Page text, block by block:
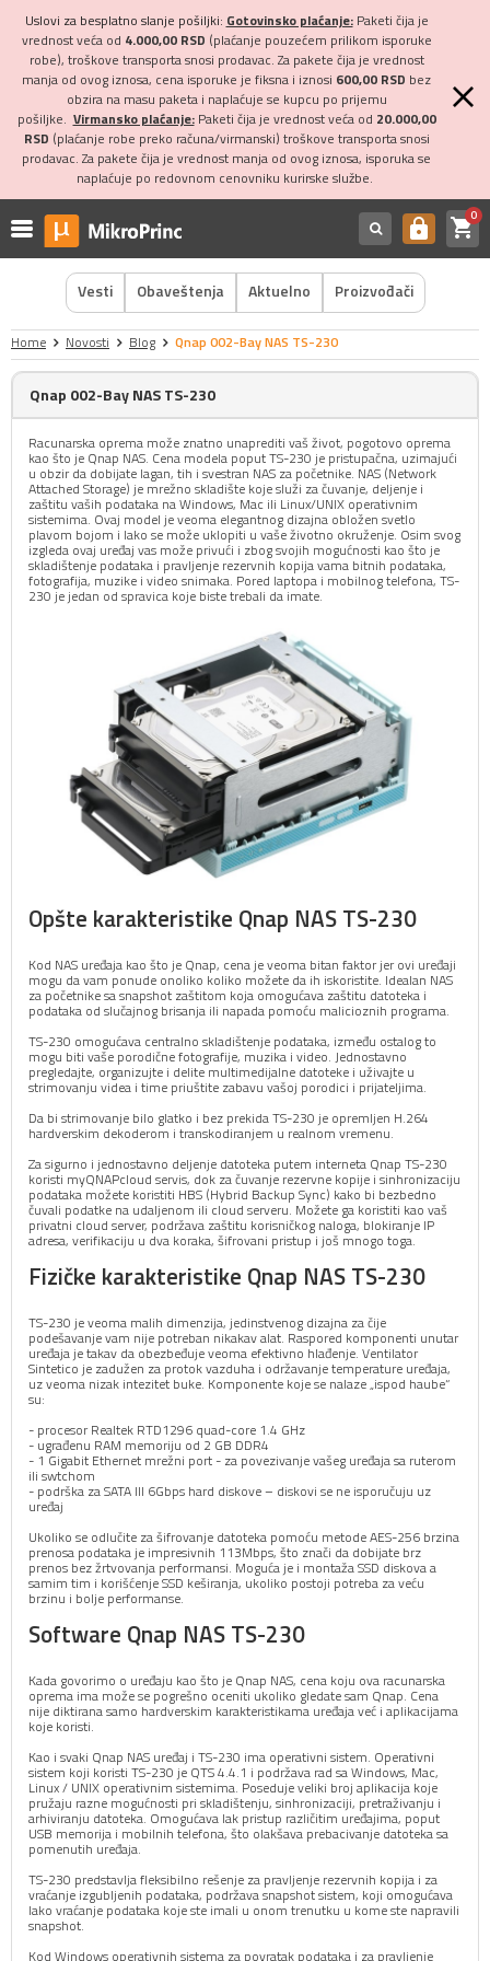
Uslovi za besplatno slanje pošiljki: Gotovinsko plaćanje:Paketi čija je
vrednost veća od 4.000,00 RSD (plaćanje pouzećem prilikom isporuke
robe), troškove transporta snosi prodavac. Za pakete čija je vrednost
manja od ovog iznosa, cena isporuke je fiksna i iznosi 600,00 RSD bez
obzira na masu paketa i naplaćuje se kupcu po prijemu
pošiljke. Virmansko plaćanje:Paketi čija je vrednost veća od 20.000,00
RSD (plaćanje robe preko računa/virmanski) troškove transporta snosi
prodavac. Za pakete čija je vrednost manja od ovog iznosa, isporuka se
naplaćuje po redovnom cenovniku kurirske službe.
https shopping_cart0
Vesti Obaveštenja Aktuelno Proizvođači
Home Novosti Blog Qnap 002-Bay NAS TS-230
Qnap 002-Bay NAS TS-230
Racunarska oprema može znatno unaprediti vaš život, pogotovo oprema
kao što je Qnap NAS. Cena modela poput TS-230 je pristupačna, uzimajući
u obzir da dobijate lagan, tih i svestran NAS za početnike. NAS (Network
Attached Storage) je mrežno skladište koje služi za čuvanje, deljenje i
zaštitu vaših podataka na Windows, Mac ili Linux/UNIX operativnim
sistemima. Ovaj model je veoma elegantnog dizajna obložen svetlo
plavom bojom i lako se može uklopiti u vaše životno okruženje. Osim svog
izgleda ovaj uređaj vas može privući i zbog svojih mogućnosti kao što je
skladištenje podataka i pravljenje rezervnih kopija vama bitnih podataka,
fotografija, muzike i video snimaka. Pored laptopa i mobilnog telefona, TS-
230 je jedan od spravica koje biste trebali da imate.
Opšte karakteristike Qnap NAS TS-230
Kod NAS uređaja kao što je Qnap, cena je veoma bitan faktor jer ovi uređaji
mogu da vam ponude onoliko koliko možete da ih iskoristite. Idealan NAS
za početnike sa snapshot zaštitom koja omogućava zaštitu datoteka i
podataka od slučajnog brisanja ili napada pomoću malicioznih programa.
TS-230 omogućava centralno skladištenje podataka, između ostalog to
mogu biti vaše porodične fotografije, muzika i video. Jednostavno
pregledajte, organizujte i delite multimedijalne datoteke i uživajte u
strimovanju videa i time priuštite zabavu vašoj porodici i prijateljima.
Da bi strimovanje bilo glatko i bez prekida TS-230 je opremljen H.264
hardverskim dekoderom i transkodiranjem u realnom vremenu.
Za sigurno i jednostavno deljenje datoteka putem interneta Qnap TS-230
koristi myQNAPcloud servis, dok za čuvanje rezervne kopije i sinhronizaciju
podataka možete koristiti HBS (Hybrid Backup Sync) kako bi bezbedno
čuvali podatke na udaljenom ili cloud serveru. Možete ga koristiti kao vaš
privatni cloud server, podržava zaštitu korisničkog naloga, blokiranje IP
adresa, verifikaciju u dva koraka, šifrovani pristup i još mnogo toga.
Fizičke karakteristike Qnap NAS TS-230
TS-230 je veoma malih dimenzija, jedinstvenog dizajna za čije
podešavanje vam nije potreban nikakav alat. Raspored komponenti unutar
uređaja je takav da obezbeđuje veoma efektivno hlađenje. Ventilator
Sintetico je zadužen za protok vazduha i održavanje temperature uređaja,
uz veoma nizak intezitet buke. Komponente koje se nalaze „ispod haube“
su:
- procesor Realtek RTD1296 quad-core 1.4 GHz
- ugrađenu RAM memoriju od 2 GB DDR4
- 1 Gigabit Ethernet mrežni port - za povezivanje vašeg uređaja sa ruterom
ili swtchom
- podrška za SATA III 6Gbps hard diskove – diskovi se ne isporučuju uz
uređaj
Ukoliko se odlučite za šifrovanje datoteka pomoću metode AES-256 brzina
prenosa podataka je impresivnih 113Mbps, što znači da dobijate brz
prenos bez žrtvovanja performansi. Moguća je i montaža SSD diskova a
samim tim i korišćenje SSD keširanja, ukoliko postoji potreba za veću
brzinu i bolje performanse.
Software Qnap NAS TS-230
Kada govorimo o uređaju kao što je Qnap NAS, cena koju ova racunarska
oprema ima može se pogrešno oceniti ukoliko gledate sam Qnap. Cena
nije diktirana samo hardverskim karakteristikama uređaja već i aplikacijama
koje koristi.
Kao i svaki Qnap NAS uređaj i TS-230 ima operativni sistem. Operativni
sistem koji koristi TS-230 je QTS 4.4.1 i podržava rad sa Windows, Mac,
Linux / UNIX operativnim sistemima. Poseduje veliki broj aplikacija koje
pružaju razne mogućnosti pri skladištenju, sinhronizaciji, pretraživanju i
arhiviranju datoteka. Omogućava lak pristup različitim uređajima, poput
USB memorija i mobilnih telefona, što olakšava prebacivanje datoteka sa
pomenutih uređaja.
TS-230 predstavlja fleksibilno rešenje za pravljenje rezervnih kopija i za
vraćanje izgubljenih podataka, podržava snapshot sistem, koji omogućava
lako vraćanje podataka koje ste imali u onom trenutku u kome ste napravili
snapshot.
Kod Windows operativnih sistema za povratak podataka i za pravljenje